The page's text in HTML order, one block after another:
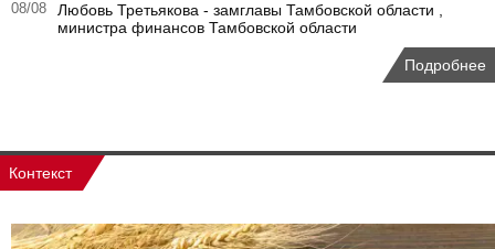
08/08
Любовь Третьякова - замглавы Тамбовской области ,
министра финансов Тамбовской области
Подробнее
Контекст